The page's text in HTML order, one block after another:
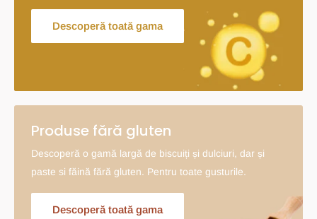
Descoperă toată gama
Produse fără gluten
Descoperă o gamă largă de biscuiți și dulciuri, dar și
paste si făină fără gluten. Pentru toate gusturile.
Descoperă toată gama